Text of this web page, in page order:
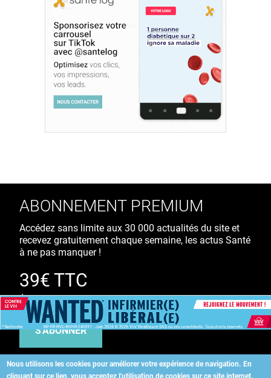
Nous utilisons les cookies pour améliorer votre expérience de navigation. En
cliquant sur ce lien, vous acceptez l'utilisation de cookies sur ce site internet.
ABONNEMENT PREMIUM
Accédez sans limite aux 30 000 actualités du site et
recevez gratuitement chaque semaine, les actus Santé
à ne pas manquer !
39€ TTC
/ an
S'ABONNER